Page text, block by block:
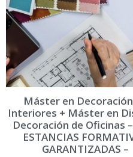
v
e
:
Máster en
Interiores + Máster en
Decoración de Oficinas
ESTANCIAS
GARANTIZADAS –